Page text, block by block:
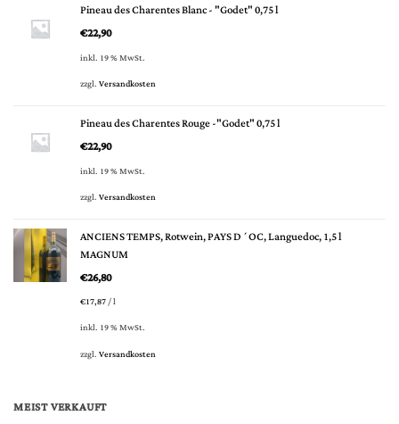
Pineau des Charentes Blanc - "Godet" 0,75 l
€22,90
inkl. 19 % MwSt.
zzgl.Versandkosten
Pineau des Charentes Rouge -"Godet" 0,75 l
€22,90
inkl. 19 % MwSt.
zzgl.Versandkosten
ANCIENS TEMPS, Rotwein, PAYS D´OC, Languedoc, 1,5 l
MAGNUM
€26,80
€17,87/l
inkl. 19 % MwSt.
zzgl.Versandkosten
MEIST VERKAUFT